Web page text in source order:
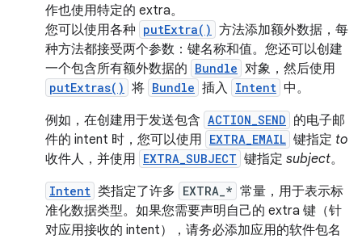
作也使用特定的 extra。
您可以使用各种 putExtra() 方法添加额外数据，每
种方法都接受两个参数：键名称和值。您还可以创建
一个包含所有额外数据的 Bundle 对象，然后使用
putExtras() 将 Bundle 插入 Intent 中。
例如，在创建用于发送包含 ACTION_SEND 的电子邮
件的 intent 时，您可以使用 EXTRA_EMAIL 键指定 to
收件人，并使用 EXTRA_SUBJECT 键指定 subject。
Intent 类指定了许多 EXTRA_* 常量，用于表示标
准化数据类型。如果您需要声明自己的 extra 键（针
对应用接收的 intent），请务必添加应用的软件包名